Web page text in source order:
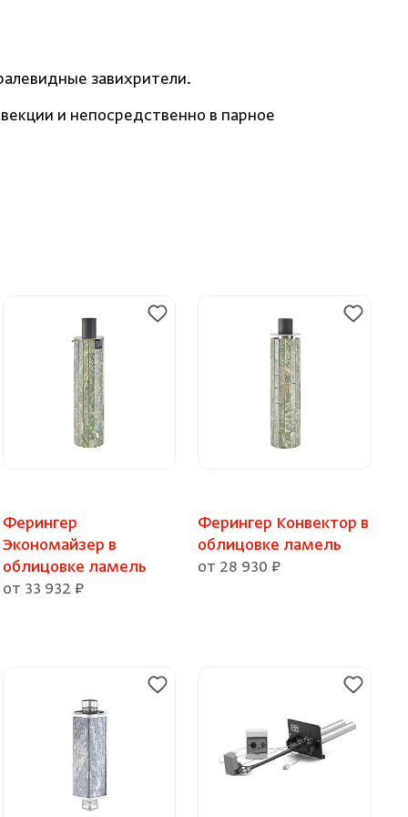
завихрители.
и непосредственно в парное
Ферингер
Экономайзер в
облицовке ламель
от 33 932 ₽
Ферингер Конвектор в
облицовке ламель
от 28 930 ₽